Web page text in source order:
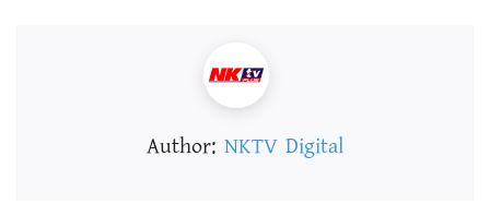
Author: NKTV Digital